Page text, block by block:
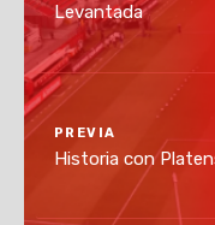
Levantada
PREVIA
Historia con